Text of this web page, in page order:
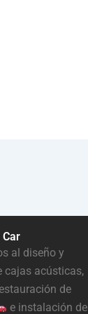
al diseño y
cajas acústicas,
de
e instalación de